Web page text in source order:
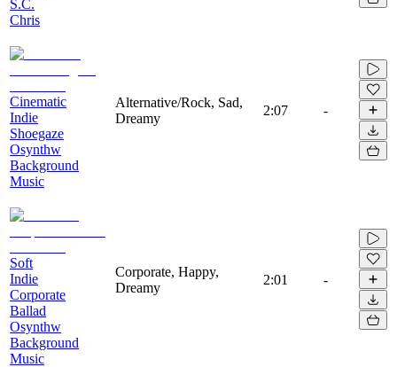
S.C.
Chris
Cinematic
Indie
Shoegaze
Osynthw
Background
Music
Alternative/Rock, Sad,
Dreamy
2:07 -
Soft
Indie
Corporate
Ballad
Osynthw
Background
Music
Corporate, Happy,
Dreamy
2:01 -